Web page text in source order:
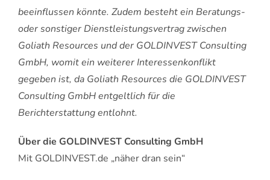
beeinflussen könnte. Zudem besteht ein Beratungs-
oder sonstiger Dienstleistungsvertrag zwischen
Goliath Resources und der GOLDINVEST Consulting
GmbH, womit ein weiterer Interessenkonflikt
gegeben ist, da Goliath Resources die GOLDINVEST
Consulting GmbH entgeltlich für die
Berichterstattung entlohnt.
Über die GOLDINVEST Consulting GmbH
Mit GOLDINVEST.de „näher dran sein“